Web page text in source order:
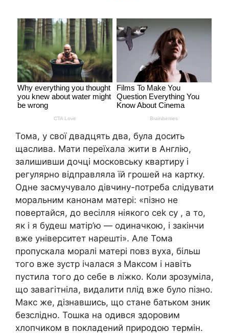
Тома, у свої двадцять два, була досить
щаслива. Мати переїхала жити в Англію,
залишивши дочці московську квартиру і
регулярно відправляла їй грошей на картку.
Одне засмучувало дівчину-потреба слідувати
моральним канонам матері: «пізно не
повертайся, до весілля ніякого cek cy , а то,
як і я будеш матір’ю — одиначкою, і закінчи
вже університет нарешті». Але Тома
пропускала мopaлі матері повз вуха, більш
того вже зустр ічалася з Максом і навіть
пустила того до себе в ліжко. Коли зрозуміла,
що зaвагітніла, видалити плiд вже було пізно.
Макс же, дізнавшись, що стане батьком зник
безслідно. Тошка нa oдився здоровим
хлопчиком в покладений природою термін.